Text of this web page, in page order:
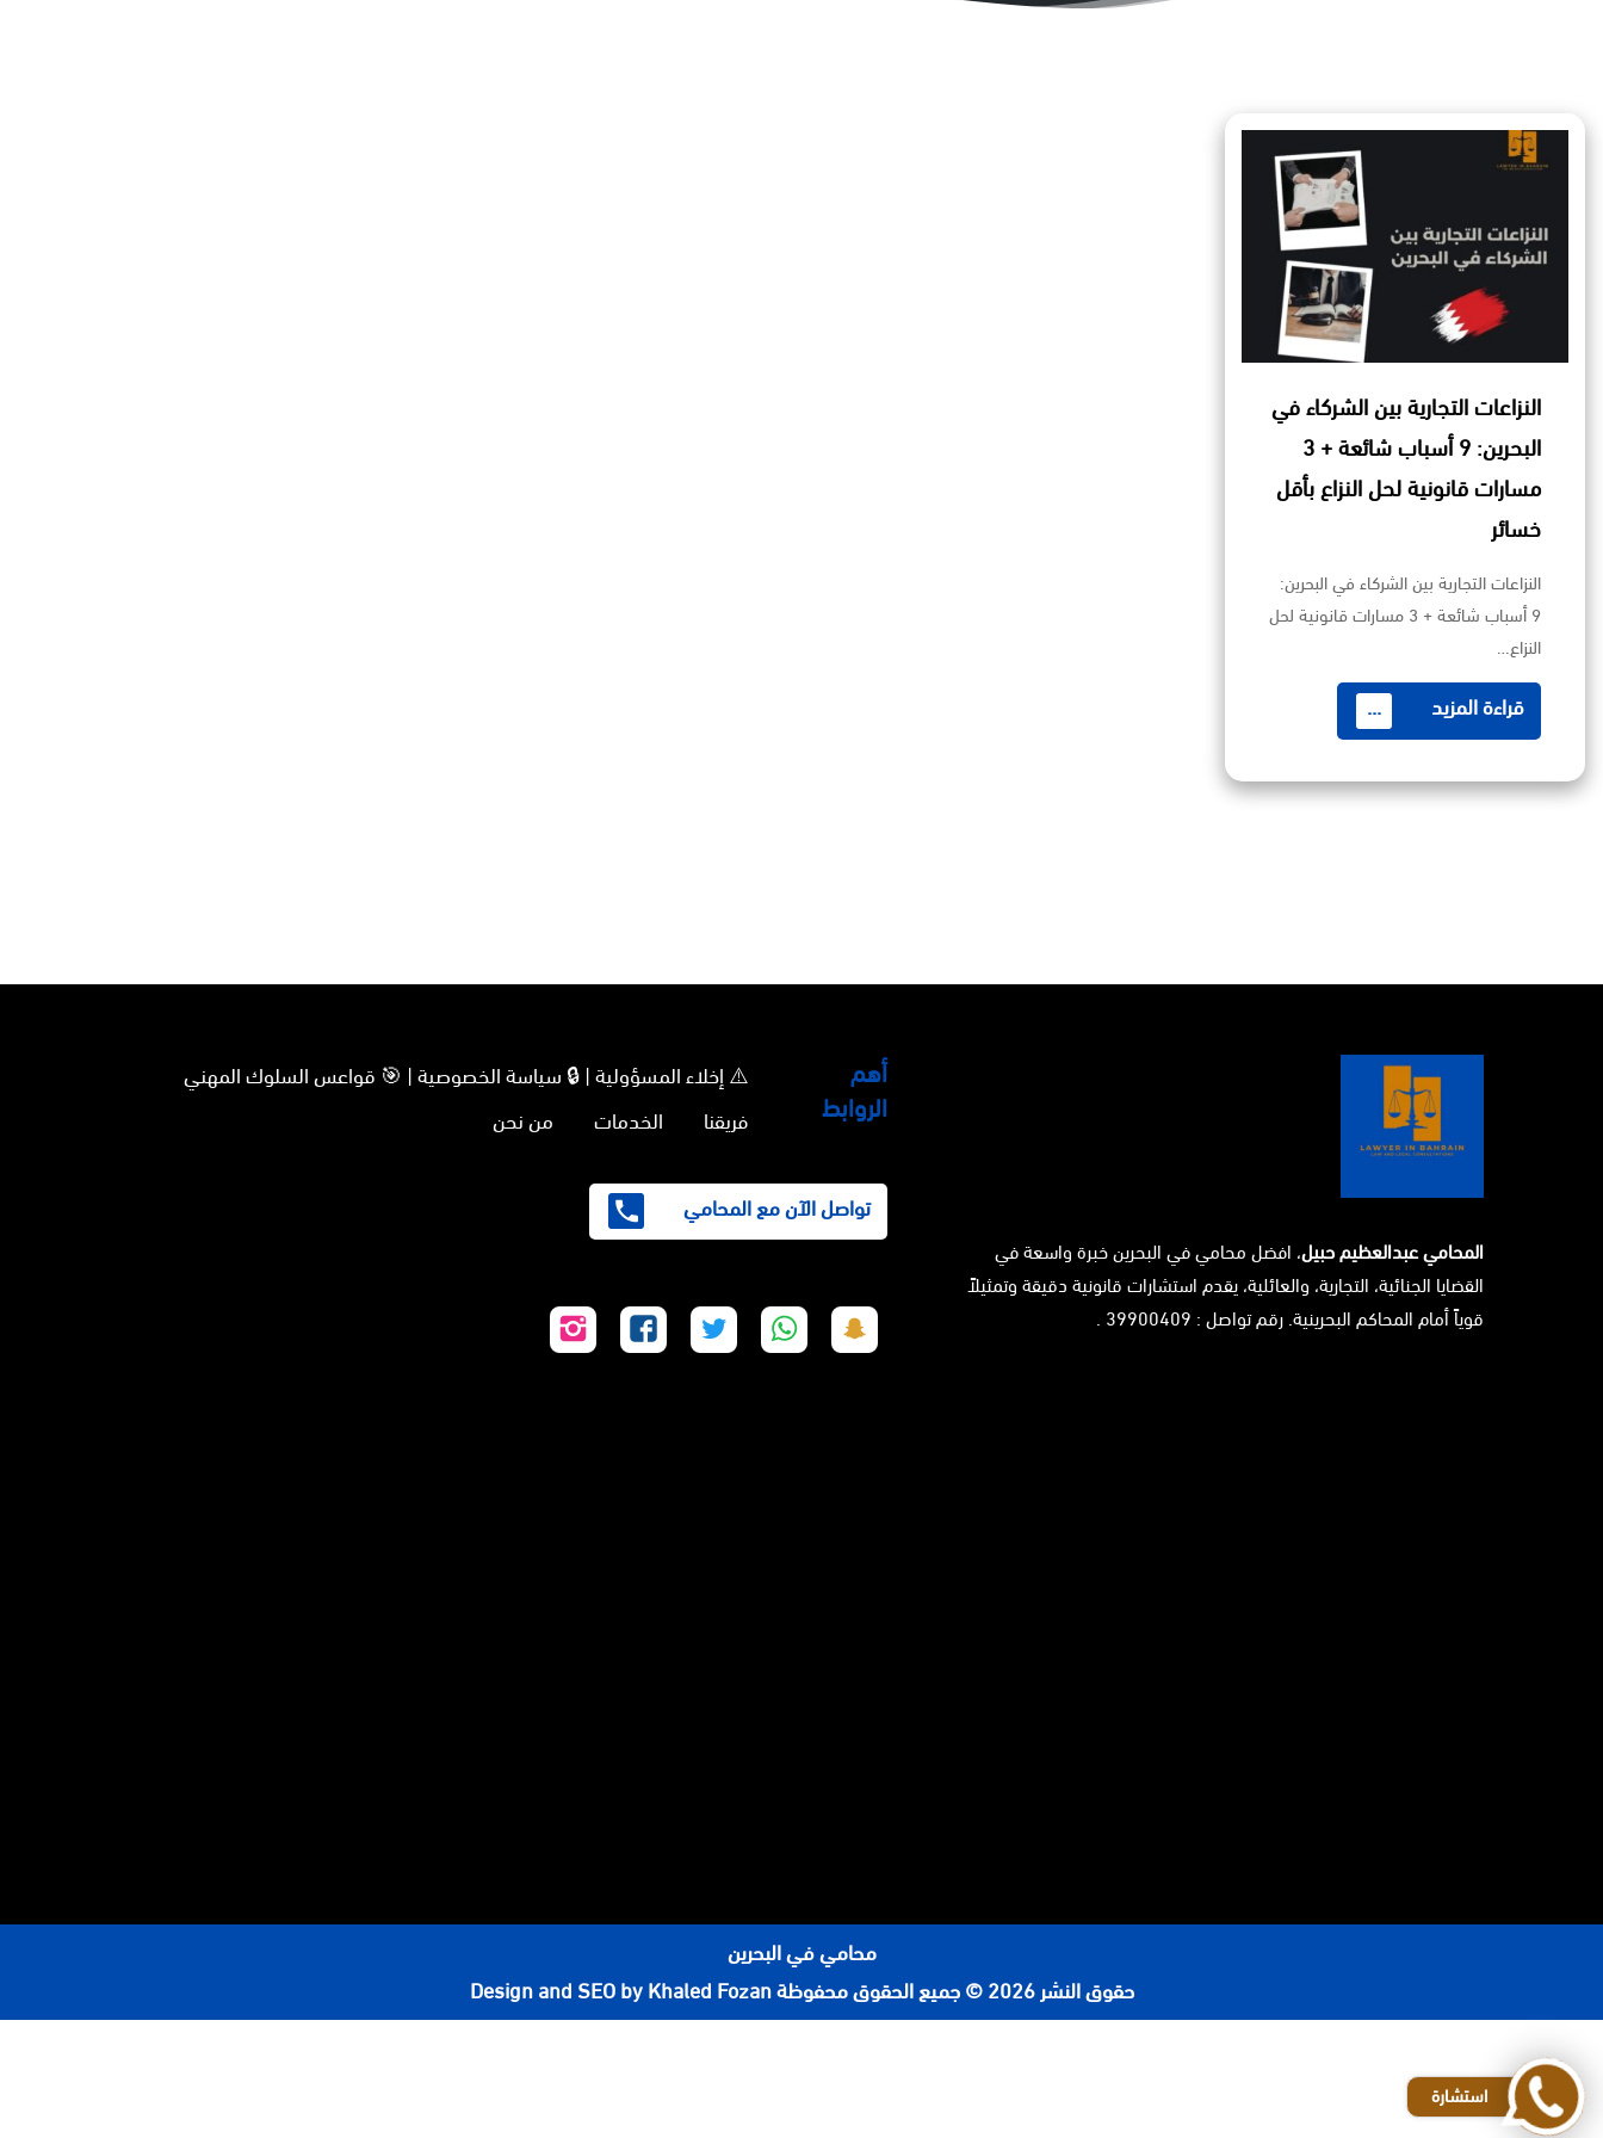
النزاعات التجارية بين الشركاء في
البحرين: 9 أسباب شائعة + 3
مسارات قانونية لحل النزاع بأقل
خسائر
النزاعات التجارية بين الشركاء في البحرين:
9 أسباب شائعة + 3 مسارات قانونية لحل
النزاع…
قراءة المزيد ...
المحامي عبدالعظيم حبيل، افضل محامي في البحرين خبرة واسعة في
القضايا الجنائية، التجارية، والعائلية، يقدم استشارات قانونية دقيقة وتمثيلاً
قوياً أمام المحاكم البحرينية. رقم تواصل : 39900409 .
أهم
الروابط
⚠️ إخلاء المسؤولية | 🔒 سياسة الخصوصية | 🎯 قواعس السلوك المهني
فريقنا
الخدمات من نحن
تواصل الآن مع المحامي
على
على
على
على
على
محامي في البحرين
حقوق النشر 2026 © جميع الحقوق محفوظة
Design and SEO by Khaled Fozan
استشارة
افضل مكاتب المحاماة في الرياض
محامي شركات في الرياض